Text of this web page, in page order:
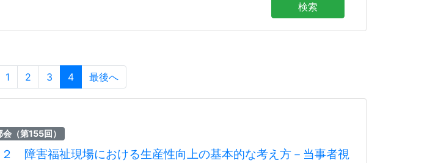
検索
1 2 3 4 最後へ
（第155回）
障害福祉現場における生産性向上の基本的な考え方－当事者視